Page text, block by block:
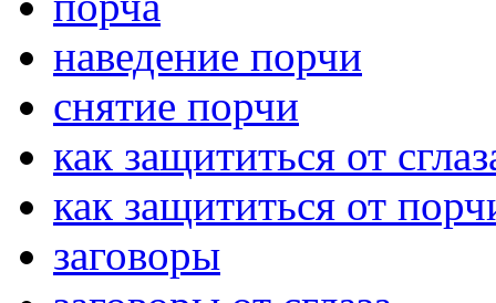
наведение порчи
снятие порчи
как защититься от
как защититься от
заговоры